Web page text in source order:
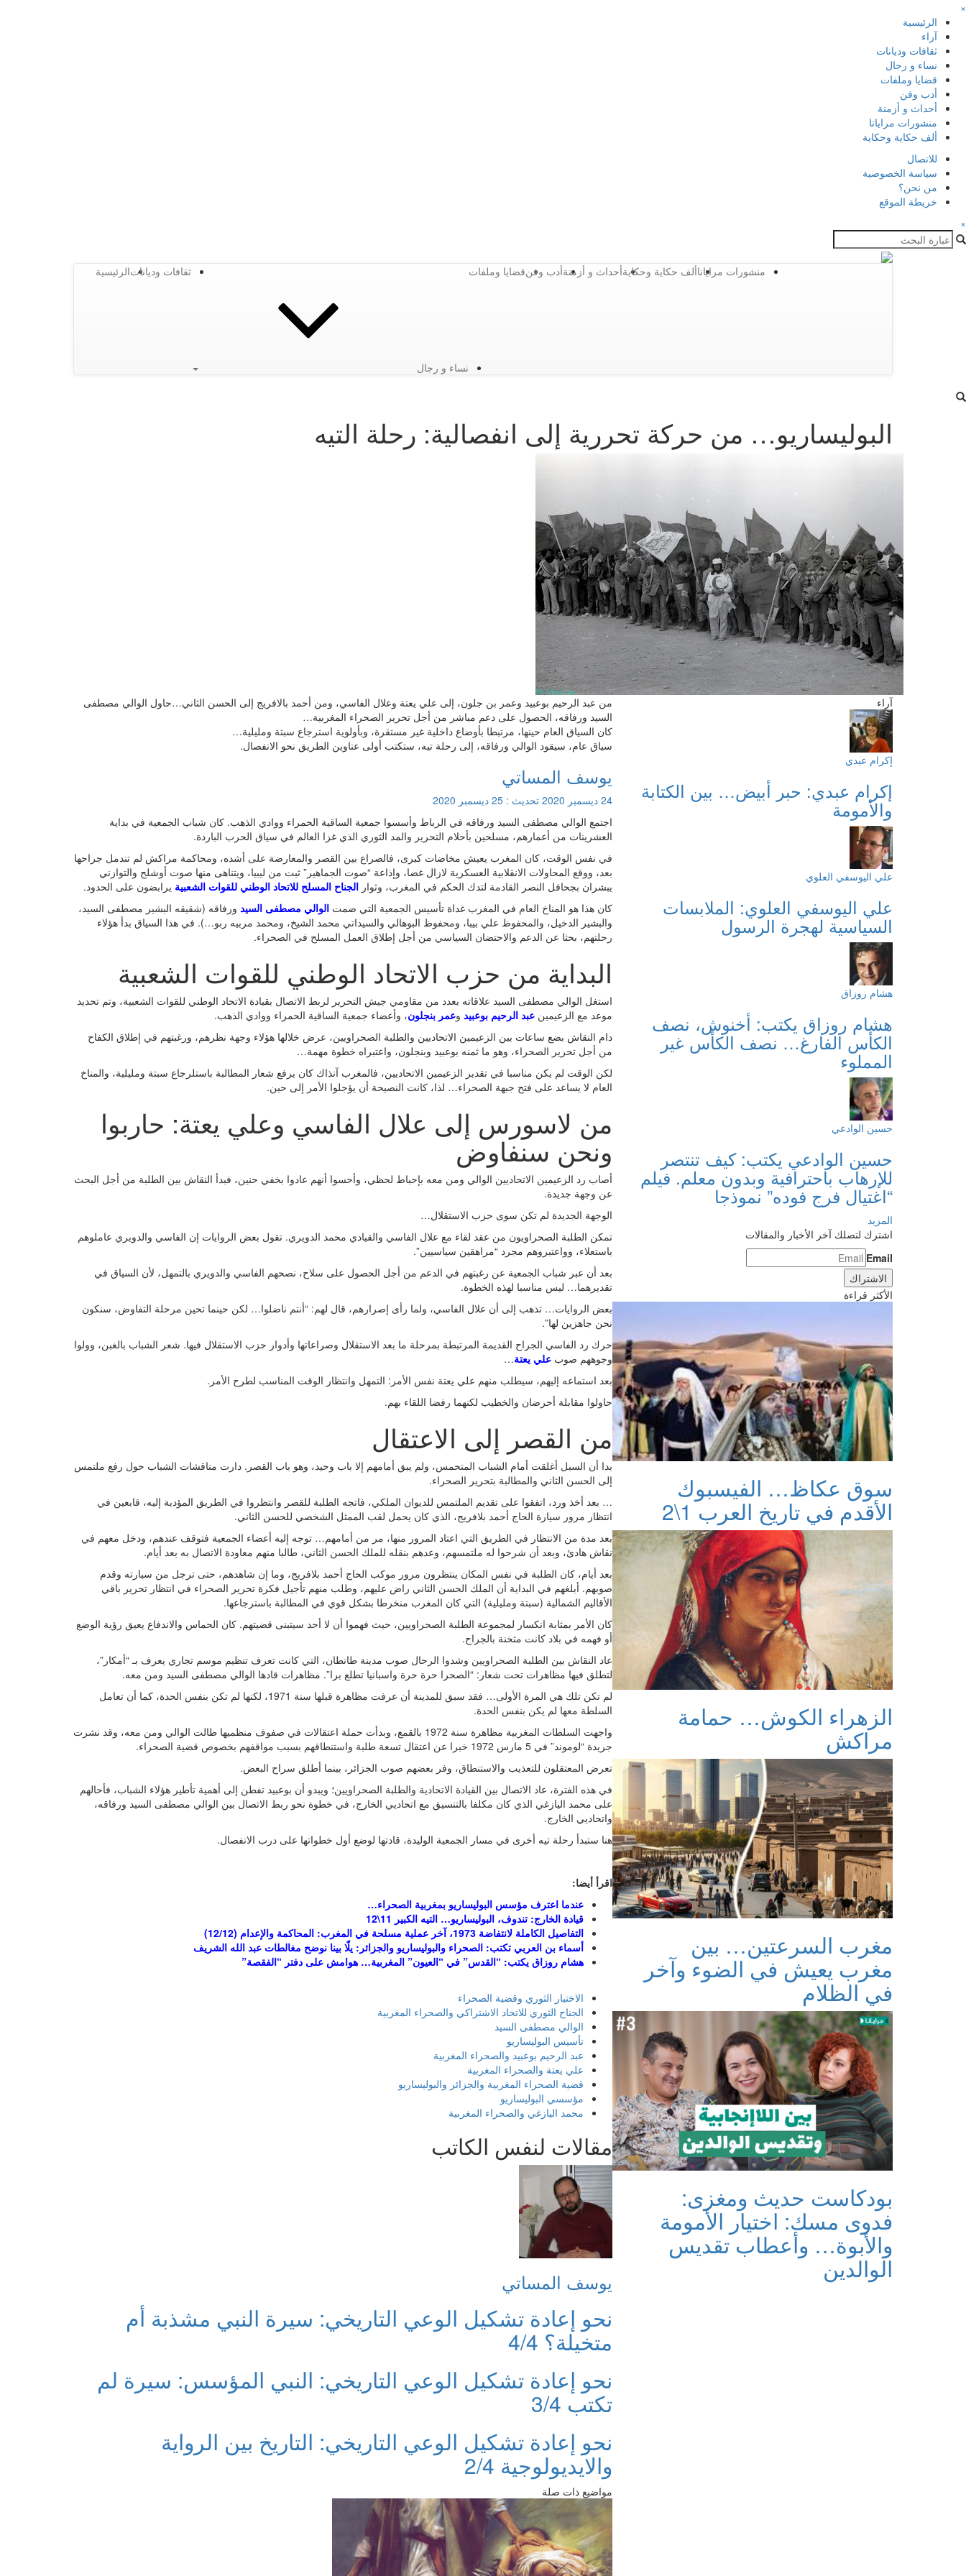
×
الرئيسية
آراء
ثقافات وديانات
نساء و رجال
قضايا وملفات
أدب وفن
أحداث و أزمنة
منشورات مرايانا
ألف حكاية وحكاية
للاتصال
سياسة الخصوصية
من نحن؟
خريطة الموقع
×
الرئيسيةثقافات وديانات
نساء و رجال
قضايا وملفاتأدب وفنأحداث و أزمنةألف حكاية وحكايةمنشورات مرايانا
البوليساريو… من حركة تحررية إلى انفصالية: رحلة التيه
من عبد الرحيم بوعبيد وعمر بن جلون، إلى علي يعتة وعلال الفاسي، ومن أحمد بالافريج إلى الحسن الثاني…حاول الوالي مصطفى
السيد ورفاقه، الحصول على دعم مباشر من أجل تحرير الصحراء المغربية…
كان السياق العام حينها، مرتبطا بأوضاع داخلية غير مستقرة، وبأولوية استرجاع سبتة ومليلية…
سياق عام، سيقود الوالي ورفاقه، إلى رحلة تيه، ستكتب أولى عناوين الطريق نحو الانفصال.
يوسف المساتي
24 ديسمبر 2020 تحديث : 25 ديسمبر 2020
اجتمع الوالي مصطفى السيد ورفاقه في الرباط وأسسوا جمعية الساقية الحمراء ووادي الذهب. كان شباب الجمعية في بداية
العشرينات من أعمارهم، مسلحين بأحلام التحرير والمد الثوري الذي غزا العالم في سياق الحرب الباردة.
في نفس الوقت، كان المغرب يعيش مخاضات كبرى، فالصراع بين القصر والمعارضة على أشده، ومحاكمة مراكش لم تندمل جراحها
بعد، ووقع المحاولات الانقلابية العسكرية لازال غضا، وإذاعة “صوت الجماهير” ثبت من ليبيا، ويتناهى منها صوت أوشلح والتوازني
يبشران بجحافل النصر القادمة لتدك الحكم في المغرب، وثوار الجناح المسلح للاتحاد الوطني للقوات الشعبية يرابضون على الحدود.
كان هذا هو المناخ العام في المغرب غداة تأسيس الجمعية التي ضمت الوالي مصطفى السيد ورفاقه (شقيقه البشير مصطفى السيد،
والبشير الدخيل، والمحفوظ علي بيبا، ومحفوظ البوهالي والسيداتي محمد الشيخ، ومحمد مربيه ربو…). في هذا السياق بدأ هؤلاء
رحلتهم، بحثا عن الدعم والاحتضان السياسي من أجل إطلاق العمل المسلح في الصحراء.
البداية من حزب الاتحاد الوطني للقوات الشعبية
استغل الوالي مصطفى السيد علاقاته بعدد من مقاومي جيش التحرير لربط الاتصال بقيادة الاتحاد الوطني للقوات الشعبية، وتم تحديد
موعد مع الزعيمين عبد الرحيم بوعبيد وعمر بنجلون، وأعضاء جمعية الساقية الحمراء ووادي الذهب.
دام النقاش بضع ساعات بين الزعيمين الاتحاديين والطلبة الصحراويين، عرض خلالها هؤلاء وجهة نظرهم، ورغبتهم في إطلاق الكفاح
من أجل تحرير الصحراء، وهو ما ثمنه بوعبيد وبنجلون، واعتبراه خطوة مهمة…
لكن الوقت لم يكن مناسبا في تقدير الزعيمين الاتحاديين، فالمغرب آنذاك كان يرفع شعار المطالبة باستلرجاع سبتة ومليلية، والمناخ
العام لا يساعد على فتح جبهة الصحراء… لذا، كانت النصيحة أن يؤجلوا الأمر إلى حين.
من لاسورس إلى علال الفاسي وعلي يعتة: حاربوا
ونحن سنفاوض
أصاب رد الزعيمين الاتحاديين الوالي ومن معه بإحباط لحظي، وأحسوا أنهم عادوا بخفي حنين، فبدأ النقاش بين الطلبة من أجل البحث
عن وجهة جديدة.
الوجهة الجديدة لم تكن سوى حزب الاستقلال…
تمكن الطلبة الصحراويون من عقد لقاء مع علال الفاسي والقيادي محمد الدويري. تقول بعض الروايات إن الفاسي والدويري عاملوهم
باستعلاء، وواعتبروهم مجرد “مراهقين سياسيين”.
بعد أن عبر شباب الجمعية عن رغبتهم في الدعم من أجل الحصول على سلاح، نصحهم الفاسي والدويري بالتمهل، لأن السياق في
تقديرهما… ليس مناسبا لهذه الخطوة.
بعض الروايات… تذهب إلى أن علال الفاسي، ولما رأى إصرارهم، قال لهم: “أنتم ناضلوا… لكن حينما تحين مرحلة التفاوض، سنكون
نحن جاهزين لها”.
حرك رد الفاسي الجراح القديمة المرتبطة بمرحلة ما بعد الاستقلال وصراعاتها وأدوار حزب الاستقلال فيها. شعر الشباب بالغبن، وولوا
وجوههم صوب علي يعتة…
بعد استماعه إليهم، سيطلب منهم علي يعتة نفس الأمر: التمهل وانتظار الوقت المناسب لطرح الأمر.
حاولوا مقابلة أحرضان والخطيب لكنهما رفضا اللقاء بهم.
من القصر إلى الاعتقال
بدا أن السبل أغلقت أمام الشباب المتحمس، ولم يبق أمامهم إلا باب وحيد، وهو باب القصر. دارت مناقشات الشباب حول رفع ملتمس
إلى الحسن الثاني والمطالبة بتحرير الصحراء.
… بعد أخذ ورد، اتفقوا على تقديم الملتمس للديوان الملكي، فاتجه الطلبة للقصر وانتظروا في الطريق المؤدية إليه، قابعين في
انتظار مرور سيارة الحاج أحمد بلافريج، الذي كان يحمل لقب الممثل الشخصي للحسن الثاني.
بعد مدة من الانتظار في الطريق التي اعتاد المرور منها، مر من أمامهم… توجه إليه أعضاء الجمعية فتوقف عندهم، ودخل معهم في
نقاش هادئ، وبعد أن شرحوا له ملتمسهم، وعدهم بنقله للملك الحسن الثاني، طالبا منهم معاودة الاتصال به بعد أيام.
بعد أيام، كان الطلبة في نفس المكان ينتظرون مرور موكب الحاج أحمد بلافريج، وما إن شاهدهم، حتى ترجل من سيارته وقدم
صوبهم. أبلغهم في البداية أن الملك الحسن الثاني راض عليهم، وطلب منهم تأجيل فكرة تحرير الصحراء في انتظار تحرير باقي
الأقاليم الشمالية (سبتة ومليلية) التي كان المغرب منخرطا بشكل قوي في المطالبة باسترجاعها.
كان الأمر بمثابة انكسار لمجموعة الطلبة الصحراويين، حيث فهموا أن لا أحد سيتبنى قضيتهم. كان الحماس والاندفاع يعيق رؤية الوضع
أو فهمه في بلاد كانت مثخنة بالجراح.
عاد النقاش بين الطلبة الصحراويين وشدوا الرحال صوب مدينة طانطان، التي كانت تعرف تنظيم موسم تجاري يعرف بـ “أمكار”،
لتطلق فيها مظاهرات تحت شعار: “الصحرا حرة حرة واسبانيا تطلع برا”. مظاهرات قادها الوالي مصطفى السيد ومن معه.
لم تكن تلك هي المرة الأولى… فقد سبق للمدينة أن عرفت مظاهرة قبلها سنة 1971، لكنها لم تكن بنفس الحدة، كما أن تعامل
السلطة معها لم يكن بنفس الحدة.
واجهت السلطات المغربية مظاهرة سنة 1972 بالقمع، وبدأت حملة اعتقالات في صفوف منظميها طالت الوالي ومن معه، وقد نشرت
جريدة “لوموند” في 5 مارس 1972 خبرا عن اعتقال تسعة طلبة واستنطاقهم بسبب مواقفهم بخصوص قضية الصحراء.
تعرض المعتقلون للتعذيب والاستنطاق، وفر بعضهم صوب الجزائر، بينما أطلق سراح البعض.
في هذه الفترة، عاد الاتصال بين القيادة الاتحادية والطلبة الصحراويين؛ ويبدو أن بوعبيد تفطن إلى أهمية تأطير هؤلاء الشباب، فأحالهم
على محمد اليازغي الذي كان مكلفا بالتنسيق مع اتحاديي الخارج، في خطوة نحو ربط الاتصال بين الوالي مصطفى السيد ورفاقه،
واتحاديي الخارج.
هنا ستبدأ رحلة تيه أخرى في مسار الجمعية الوليدة، قادتها لوضع أول خطواتها على درب الانفصال.
اقرأ أيضا:
عندما اعترف مؤسس البوليساريو بمغربية الصحراء…
قيادة الخارج: تندوف، البوليساريو… التيه الكبير 11\12
التفاصيل الكاملة لانتفاضة 1973، آخر عملية مسلحة في المغرب: المحاكمة والإعدام (12/12)
أسماء بن العربي تكتب: الصحراء والبوليساريو والجزائر: يلّا بينا نوضح مغالطات عبد الله الشريف
هشام روزاق يكتب: “القدس” في “العيون” المغربية… هوامش على دفتر “الفقصة”
الاختيار الثوري وقضية الصحراء
الجناح الثوري للاتحاد الاشتراكي والصحراء المغربية
الوالي مصطفى السيد
تأسيس البوليساريو
عبد الرحيم بوعبيد والصحراء المغربية
علي يعتة والصحراء المغربية
قضية الصحراء المغربية والجزائر والبوليساريو
مؤسسي البوليساريو
محمد اليازغي والصحراء المغربية
مقالات لنفس الكاتب
يوسف المساتي
نحو إعادة تشكيل الوعي التاريخي: سيرة النبي مشذبة أم
متخيلة؟ 4/4
نحو إعادة تشكيل الوعي التاريخي: النبي المؤسس: سيرة لم
تكتب 3/4
نحو إعادة تشكيل الوعي التاريخي: التاريخ بين الرواية
والايديولوجية 2/4
مواضيع ذات صلة
آراء
إكرام عبدي
إكرام عبدي: حبر أبيض… بين الكتابة
والأمومة
علي اليوسفي العلوي
علي اليوسفي العلوي: الملابسات
السياسية لهجرة الرسول
هشام روزاق
هشام روزاق يكتب: أخنوش، نصف
الكأس الفارغ… نصف الكأس غير
المملوء
حسين الوادعي
حسين الوادعي يكتب: كيف تنتصر
للإرهاب باحترافية وبدون معلم. فيلم
“اغتيال فرج فوده” نموذجا
المزيد
اشترك لتصلك آخر الأخبار والمقالات
Email
الأكثر قراءة
سوق عكاظ… الفيسبوك
الأقدم في تاريخ العرب 1\2
الزهراء الكوش… حمامة
مراكش
مغرب السرعتين… بين
مغرب يعيش في الضوء وآخر
في الظلام
بودكاست حديث ومغزى:
فدوى مسك: اختيار الأمومة
والأبوة… وأعطاب تقديس
الوالدين